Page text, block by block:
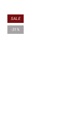
SALE
-31%